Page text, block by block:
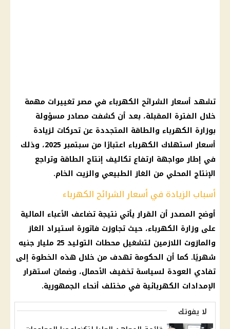
تشهد أسعار الشرائح الكهرباء في مصر تغييرات مهمة
خلال الفترة المقبلة، بعد أن كشفت مصادر مسؤولة
بوزارة الكهرباء والطاقة المتجددة عن تحركات لزيادة
أسعار استهلاك الكهرباء اعتبارًا من سبتمبر 2025، وذلك
في إطار مواجهة ارتفاع تكاليف إنتاج الطاقة وتراجع
الإنتاج المحلي من الغاز الطبيعي والزيت الخام.
أسباب الزيادة في أسعار الشرائح الكهرباء
أوضح المصدر أن القرار يأتي نتيجة تضاعف الأعباء المالية
على وزارة الكهرباء، حيث تجاوزت فاتورة استيراد الغاز
والمازوت اللازمين لتشغيل محطات التوليد 25 مليار جنيه
شهريًا. كما أن الحكومة تهدف من خلال هذه الخطوة إلى
تفادي العودة لسياسة تخفيف الأحمال، وضمان استقرار
الإمدادات الكهربائية في مختلف أنحاء الجمهورية.
لا يفوتك